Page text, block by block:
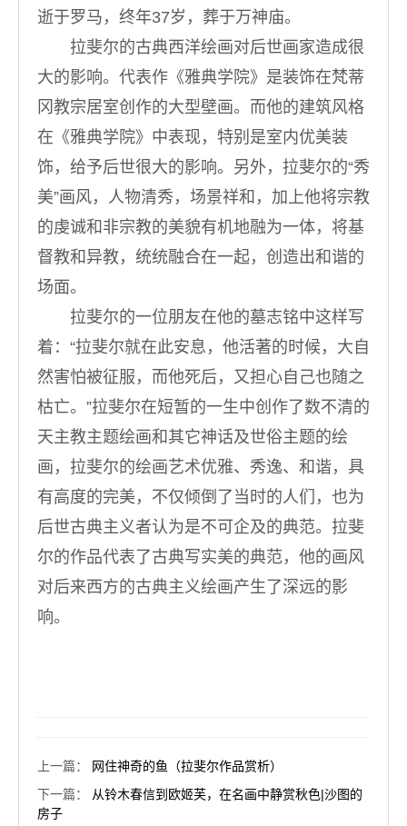
逝于罗马，终年37岁，葬于万神庙。
拉斐尔的古典西洋绘画对后世画家造成很
大的影响。代表作《雅典学院》是装饰在梵蒂
冈教宗居室创作的大型壁画。而他的建筑风格
在《雅典学院》中表现，特别是室内优美装
饰，给予后世很大的影响。另外，拉斐尔的“秀
美”画风，人物清秀，场景祥和，加上他将宗教
的虔诚和非宗教的美貌有机地融为一体，将基
督教和异教，统统融合在一起，创造出和谐的
场面。
拉斐尔的一位朋友在他的墓志铭中这样写
着：“拉斐尔就在此安息，他活著的时候，大自
然害怕被征服，而他死后，又担心自己也随之
枯亡。”拉斐尔在短暂的一生中创作了数不清的
天主教主题绘画和其它神话及世俗主题的绘
画，拉斐尔的绘画艺术优雅、秀逸、和谐，具
有高度的完美，不仅倾倒了当时的人们，也为
后世古典主义者认为是不可企及的典范。拉斐
尔的作品代表了古典写实美的典范，他的画风
对后来西方的古典主义绘画产生了深远的影
响。
上一篇：
网住神奇的鱼（拉斐尔作品赏析）
下一篇：
从铃木春信到欧姬芙，在名画中静赏秋色|沙图的
房子